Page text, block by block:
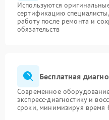
Используются
сертификацию
работу после ремонта и
обязательств
Бесплатная
Современное
экспресс-диагностику и
сроки, минимизируя время